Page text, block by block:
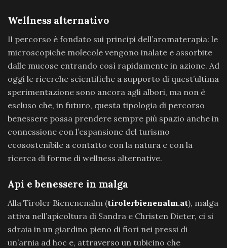
Wellness alternativo
Il percorso è fondato sui principi dell’aromaterapia: le
microscopiche molecole vengono inalate e assorbite
dalle mucose entrando così rapidamente in azione. Ad
oggi le ricerche scientifiche a supporto di quest’ultima
sperimentazione sono ancora agli albori, ma non è
escluso che, in futuro, questa tipologia di percorso
benessere possa prendere sempre più spazio anche in
connessione con l’espansione del turismo
ecosostenibile a contatto con la natura e con la
ricerca di forme di wellness alternative.
Api e benessere in malga
Alla Tiroler Bienenenalm (tirolerbienenalm.at), malga
attiva nell’apicoltura di Sandra e Christen Dieter, ci si
sdraia in un giardino pieno di fiori nei pressi di
un’arnia ad hoc e, attraverso un tubicino che